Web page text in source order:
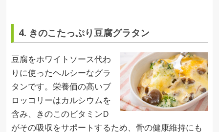
4. きのこたっぷり豆腐グラタン
豆腐をホワイトソース代わ
りに使ったヘルシーなグラ
タンです。栄養価の高いブ
ロッコリーはカルシウムを
含み、きのこのビタミンD
がその吸収をサポートするため、骨の健康維持にも